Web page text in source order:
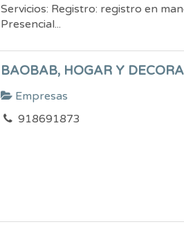
Servicios: Registro: registro en
Presencial...
BAOBAB, HOGAR Y
Empresas
918691873